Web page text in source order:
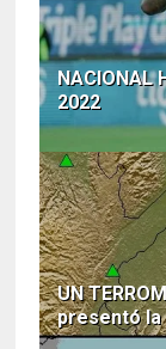
NACIONAL
2022
UN
presentó la